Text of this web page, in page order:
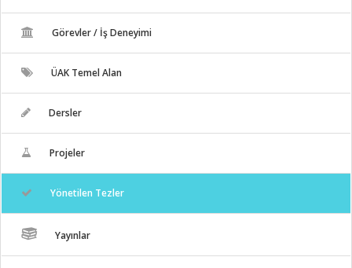
Görevler / İş Deneyimi
ÜAK Temel Alan
Dersler
Projeler
Yönetilen Tezler
Yayınlar